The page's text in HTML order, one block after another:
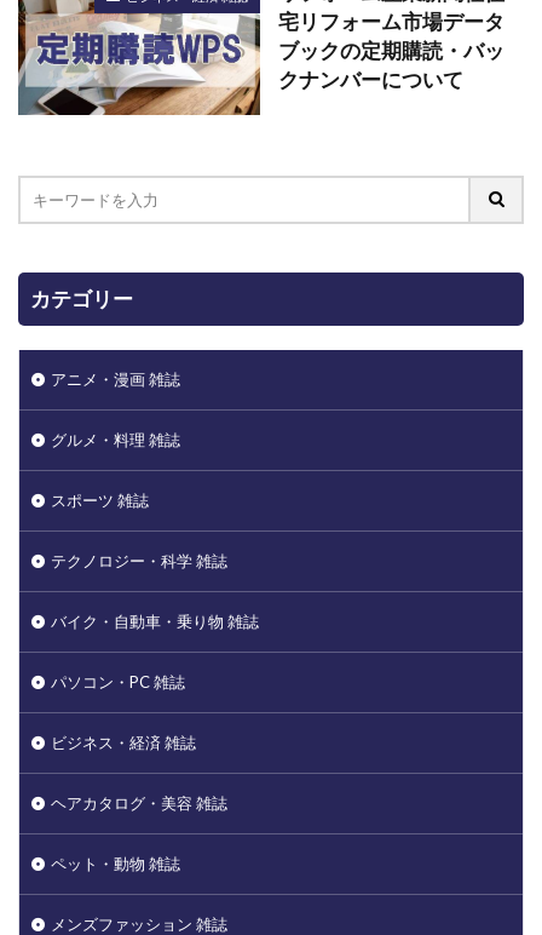
宅リフォーム市場データ
ブックの定期購読・バッ
クナンバーについて
カテゴリー
アニメ・漫画 雑誌
グルメ・料理 雑誌
スポーツ 雑誌
テクノロジー・科学 雑誌
バイク・自動車・乗り物 雑誌
パソコン・PC 雑誌
ビジネス・経済 雑誌
ヘアカタログ・美容 雑誌
ペット・動物 雑誌
メンズファッション 雑誌